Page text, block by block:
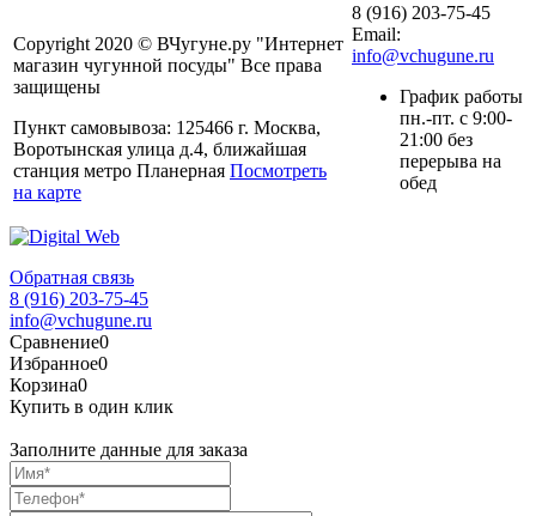
Copyright 2020 © ВЧугуне.ру "Интернет
магазин чугунной посуды" Все права
защищены
Пункт самовывоза: 125466 г. Москва,
Воротынская улица д.4, ближайшая
станция метро Планерная Посмотреть
на карте
8 (916) 203-75-45
Email:
info@vchugune.ru
График работы
пн.-пт. с 9:00-
21:00 без
перерыва на
обед
Обратная связь
8 (916) 203-75-45
info@vchugune.ru
Сравнение0
Избранное0
Корзина0
Купить в один клик
Заполните данные для заказа